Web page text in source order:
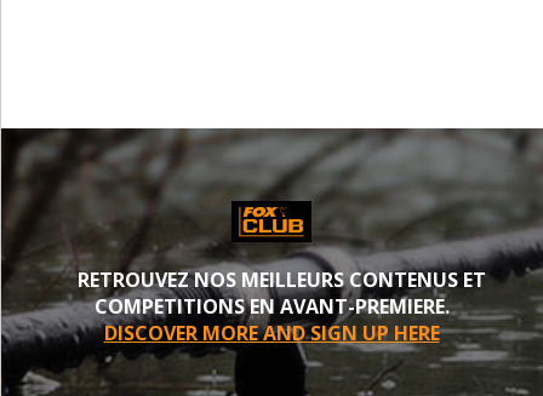
RETROUVEZ NOS MEILLEURS CONTENUS ET
COMPETITIONS EN AVANT-PREMIERE.
DISCOVER MORE AND SIGN UP HERE